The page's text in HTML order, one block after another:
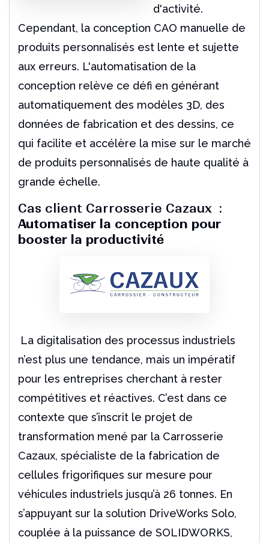
d'activité.
Cependant, la conception CAO manuelle de
produits personnalisés est lente et sujette
aux erreurs. L'automatisation de la
conception relève ce défi en générant
automatiquement des modèles 3D, des
données de fabrication et des dessins, ce
qui facilite et accélère la mise sur le marché
de produits personnalisés de haute qualité à
grande échelle.
Cas client Carrosserie Cazaux :
Automatiser la conception pour
booster la productivité
La digitalisation des processus industriels
n’est plus une tendance, mais un impératif
pour les entreprises cherchant à rester
compétitives et réactives. C’est dans ce
contexte que s’inscrit le projet de
transformation mené par la Carrosserie
Cazaux, spécialiste de la fabrication de
cellules frigorifiques sur mesure pour
véhicules industriels jusqu’à 26 tonnes. En
s’appuyant sur la solution DriveWorks Solo,
couplée à la puissance de SOLIDWORKS,